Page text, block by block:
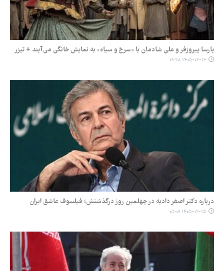
پارسا پیروزفر و علی شادمان با «سرخ و سیاه» به نمایش خانگی می‌آیند + تیزر
۱۴۰۵-۰۲-۱۶ ۰۹:۳۸
درباره دکتر اصغر دادبه در چهلمین روز درگذشتش؛ فیلسوف عاشق ایران
۱۴۰۵-۰۲-۱۵ ۰۵:۰۹